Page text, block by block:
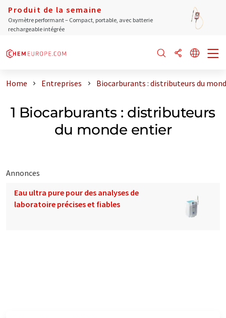
Produit de la semaine
Oxymètre performant – Compact, portable, avec batterie
rechargeable intégrée
Home Entreprises Biocarburants : distributeurs du
1 Biocarburants : distributeurs
du monde entier
Annonces
Eau ultra pure pour des analyses de
laboratoire précises et fiables